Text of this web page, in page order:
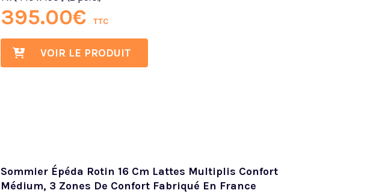
395.00€ TTC
VOIR LE PRODUIT
Sommier Épéda Rotin 16 Cm Lattes Multiplis Confort
Médium, 3 Zones De Confort Fabriqué En France